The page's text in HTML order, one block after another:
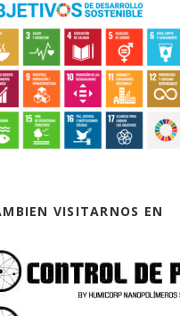
VISITARNOS EN